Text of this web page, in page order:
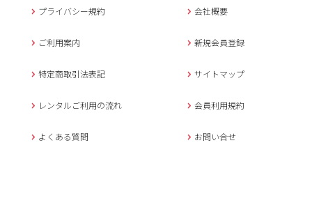
年末年始、大型連休
メールでのお問い合わせ
プライバシー規約 会社概要
ご利用案内 新規会員登録
特定商取引法表記 サイトマップ
レンタルご利用の流れ 会員利用規約
よくある質問 お問い合せ